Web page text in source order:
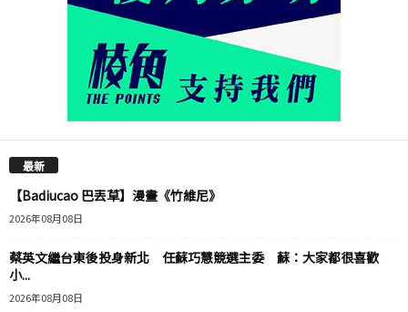
最新
【Badiucao 巴丟草】漫畫《竹維尼》
2026年08月08日
蔡英文繼台東後投身新北 任蘇巧慧競選主委 蘇：大家都很喜歡
小...
2026年08月08日